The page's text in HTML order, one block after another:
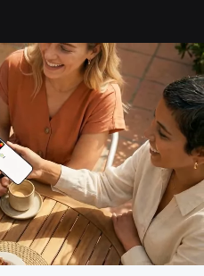
10% cashback in Europa